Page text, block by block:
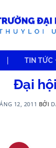
TIN TỨC
Đại
12, 2011 BỞI